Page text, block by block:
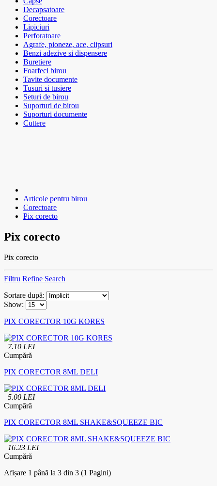
Decapsatoare
Corectoare
Lipiciuri
Perforatoare
Agrafe, pioneze, ace, clipsuri
Benzi adezive si dispensere
Buretiere
Foarfeci birou
Tavite documente
Tusuri si tusiere
Seturi de birou
Suporturi de birou
Suporturi documente
Cuttere
Articole pentru birou
Corectoare
Pix corecto
Pix corecto
Pix corecto
Filtru Refine Search
Sortare după:
Show:
PIX CORECTOR 10G KORES
7.10 LEI
Cumpără
PIX CORECTOR 8ML DELI
5.00 LEI
Cumpără
PIX CORECTOR 8ML SHAKE&SQUEEZE BIC
16.23 LEI
Cumpără
Afișare 1 până la 3 din 3 (1 Pagini)